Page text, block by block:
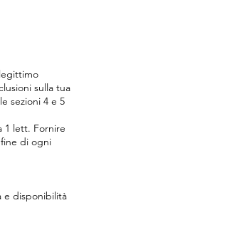
sulla tua
sezioni 4 e 5
1 lett. Fornire
di ogni
e disponibilità